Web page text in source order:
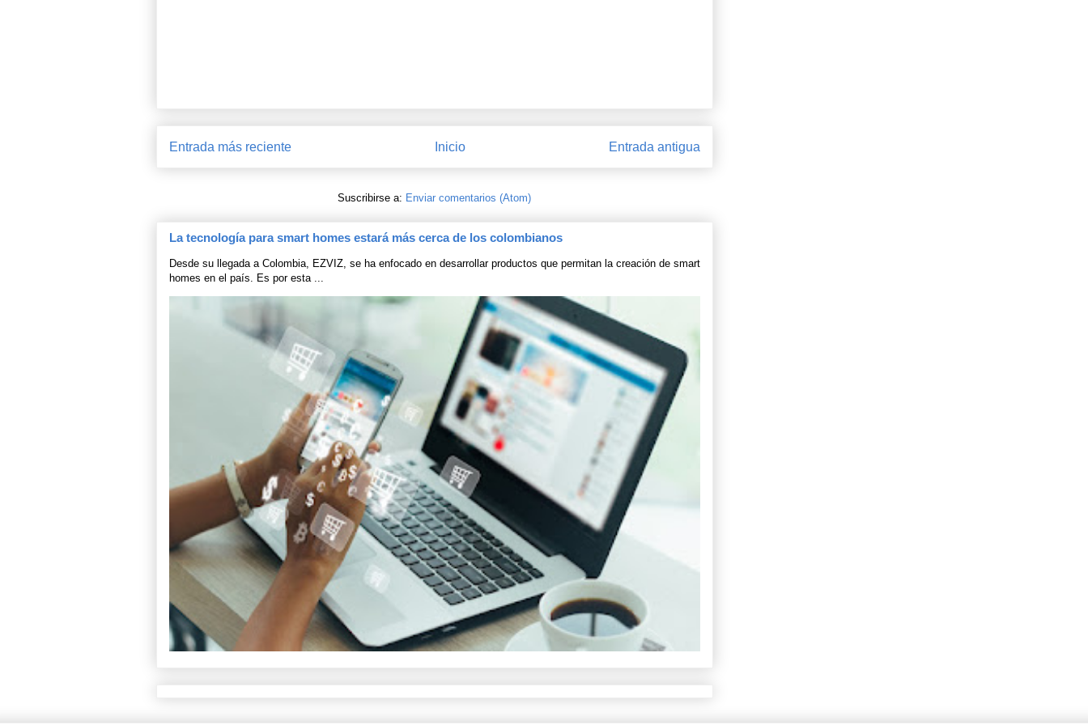
Entrada más reciente Entrada antigua
Inicio
Suscribirse a: Enviar comentarios (Atom)
La tecnología para smart homes estará más cerca de los colombianos
Desde su llegada a Colombia, EZVIZ, se ha enfocado en desarrollar productos que permitan la creación de smart
homes en el país. Es por esta ...